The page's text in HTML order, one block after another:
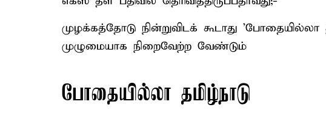
முழக்கத்தோடு நின்றுவிடக் கூடாது 'போதையில்லா
முழுமையாக நிறைவேற்ற வேண்டும்
போதையில்லா தமிழ்நாடு